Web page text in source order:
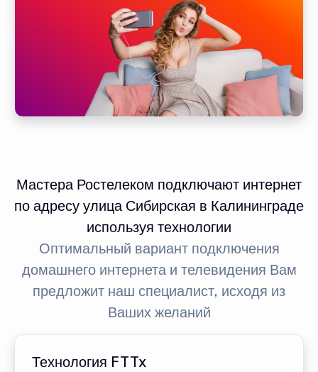
Мастера Ростелеком подключают интернет
по адресу улица Сибирская в Калининграде
используя технологии
Оптимальный вариант подключения
домашнего интернета и телевидения Вам
предложит наш специалист, исходя из
Ваших желаний
Технология FTTx